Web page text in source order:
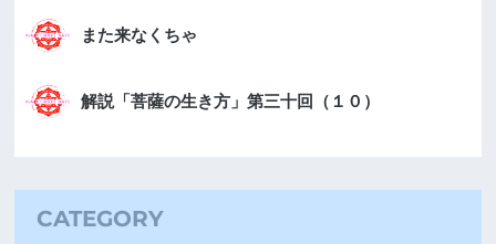
また来なくちゃ
解説「菩薩の生き方」第三十回（１０）
CATEGORY